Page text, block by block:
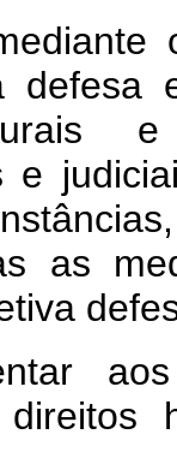
defesa
e
as
aos